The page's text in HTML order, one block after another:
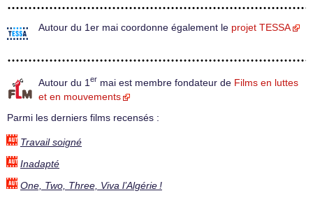
Autour du 1er mai coordonne également le projet TESSA
Autour du 1 er mai est membre fondateur de Films en luttes
et en mouvements
Parmi les derniers films recensés :
Travail soigné
Inadapté
One, Two, Three, Viva l’Algérie !